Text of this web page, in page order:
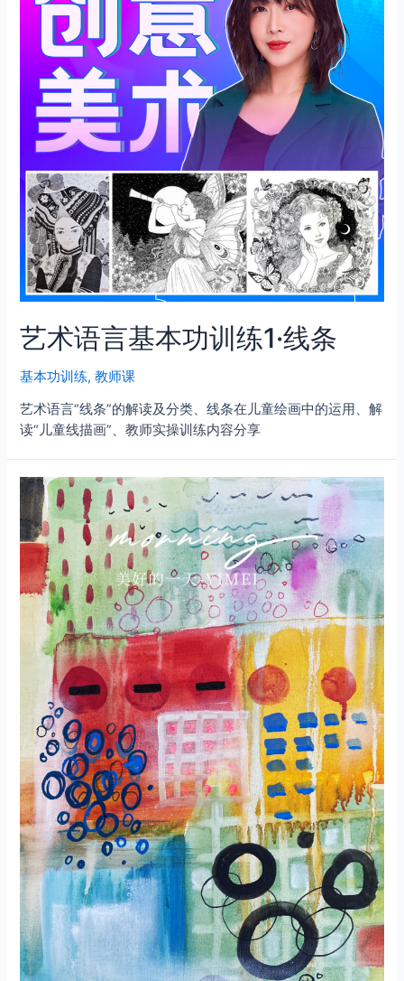
艺术语言基本功训练1·线条
基本功训练,教师课
艺术语言“线条”的解读及分类、线条在儿童绘画中的运用、解
读“儿童线描画”、教师实操训练内容分享